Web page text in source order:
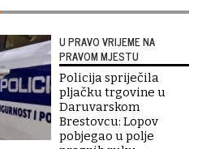
U PRAVO VRIJEME NA
PRAVOM MJESTU
Policija spriječila
pljačku trgovine u
Daruvarskom
Brestovcu: Lopov
pobjegao u polje